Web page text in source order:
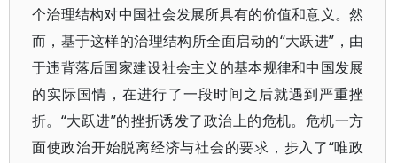
个治理结构对中国社会发展所具有的价值和意义。然
而，基于这样的治理结构所全面启动的“大跃进”，由
于违背落后国家建设社会主义的基本规律和中国发展
的实际国情，在进行了一段时间之后就遇到严重挫
折。“大跃进”的挫折诱发了政治上的危机。危机一方
面使政治开始脱离经济与社会的要求，步入了“唯政